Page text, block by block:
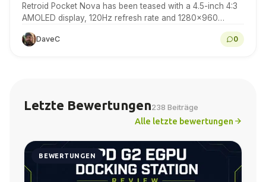
Retroid Pocket Nova has been teased with a 4.5-inch 4:3
AMOLED display, 120Hz refresh rate and 1280×960
DaveC 0
Letzte Bewertungen238 Beiträge
Alle letzte bewertungen
BEWERTUNGEN